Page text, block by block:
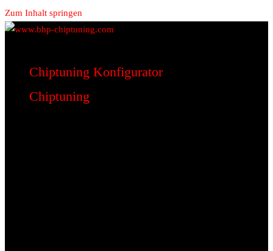
Zum Inhalt springen
www.bhp-chiptuning.com
BHP Motorsport
Chiptuning Konfigurator
Chiptuning